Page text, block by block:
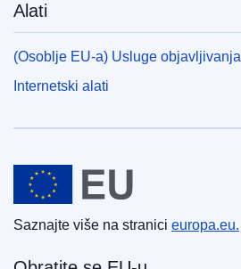
Alati
(Osoblje EU-a) Usluge objavljivanja
Internetski alati
Europska unija
Saznajte više na stranici europa.eu.